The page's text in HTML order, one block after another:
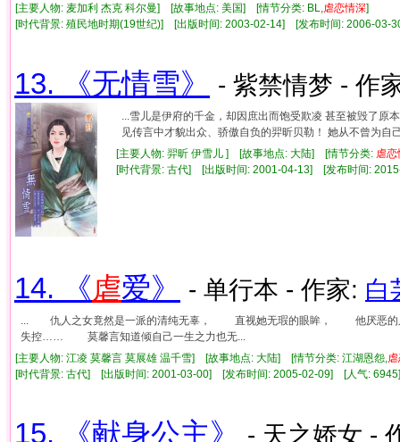
[主要人物: 麦加利 杰克 科尔曼] [故事地点: 美国] [情节分类: BL,
虐恋情深]
[时代背景: 殖民地时期(19世纪)] [出版时间: 2003-02-14] [发布时间: 2006-
13. 《无情雪》 - 紫禁情梦 - 作
...雪儿是伊府的千金，却因庶出而饱受欺凌 甚至被毁了
见传言中才貌出众、骄傲自负的羿昕贝勒！ 她从不曾为自
[主要人物: 羿昕 伊雪儿 ] [故事地点: 大陆] [情节分类: 虐恋
[时代背景: 古代] [出版时间: 2001-04-13] [发布时间:
14. 《虐爱》 - 单行本 - 作家: 白
... 仇人之女竟然是一派的清纯无辜， 直视她无瑕的眼眸， 他厌恶的
失控…… 莫馨言知道倾自己一生之力也无...
[主要人物: 江凌 莫馨言 莫展雄 温千雪] [故事地点: 大陆] [情节分类: 江湖恩怨, 虐
[时代背景: 古代] [出版时间: 2001-03-00] [发布时间: 2005-02-09] [人气:
15. 《献身公主》 - 天之娇女 -